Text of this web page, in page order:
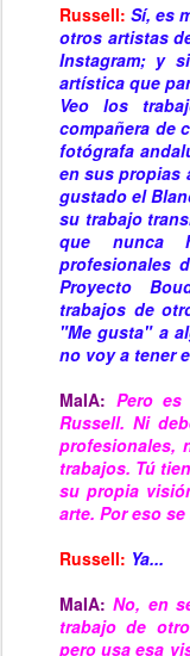
Russell: Sí, es
otros artistas
Instagram; y
artística que
Veo los
compañera de
fotógrafa
en sus propias
gustado el
su trabajo
que nunca
profesionales
Proyecto
trabajos de
"Me gusta" a
no voy a tener
MaIA: Pero
Russell. Ni
profesionales,
trabajos. Tú
su propia
arte. Por eso
Russell: Ya...
MaIA: No, en
trabajo de
pero usa esa